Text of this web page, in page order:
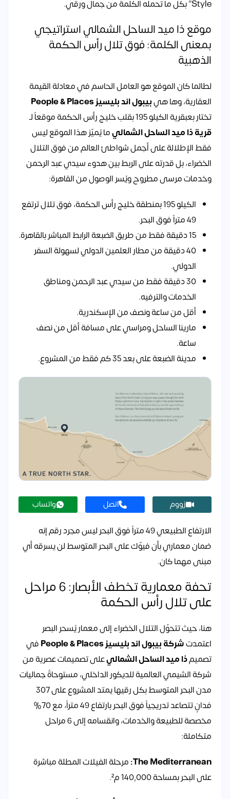
Style” بكل ما تحمله الكلمة من جمال ورقي.
موقع ذا ميد الساحل الشمالي استراتيجي
بمعنى الكلمة: فوق تلال رأس الحكمة
الذهبية
لطالما كان الموقع هو العامل الحاسم في معادلة القيمة
العقارية، وها هيبيبول اند بليسيز People & Places
تختار بعبقرية الكيلو 195 بقلب خليج رأس الحكمة موقعاً لـ
قرية ذا ميد الساحل الشماليما يُميّز هذا الموقع ليس
فقط الإطلالة على أجمل شواطئ العالم من فوق التلال
الخضراء، بل قدرته على الربط بين هدوء سيدي عبد الرحمن
وخدمات مرسى مطروح ويُسر الوصول من القاهرة:
الكيلو 195 بمنطقة خليج رأس الحكمة، فوق تلال ترتفع
49 متراً فوق البحر.
15 دقيقة فقط من طريق الضبعة الرابط المباشر بالقاهرة.
40 دقيقة من مطار العلمين الدولي لسهولة السفر
الدولي.
30 دقيقة فقط من سيدي عبد الرحمن ومناطق
الخدمات والترفيه.
أقل من ساعة ونصف من الإسكندرية.
مارينا الساحل ومراسي على مسافة أقل من نصف
ساعة.
مدينة الضبعة على بعد 35 كم فقط من المشروع.
زووم اتصل واتساب
الارتفاع الطبيعي 49 متراً فوق البحر ليس مجرد رقم إنه
ضمان معماري بأن فيوّك على البحر المتوسط لن يسرقه أي
مبنى مهما كان.
تحفة معمارية تخطف الأبصار: 6 مراحل
على تلال رأس الحكمة
هنا، حيث تتحوّل التلال الخضراء إلى معمار يُسحر البصر
اعتمدتشركة بيبول اند بليسيز People & Places
في
تصميمذا ميد الساحل الشماليعلى تصميمات عصرية من
شركة الشيمي العالمية للديكور الداخلي، مستوحاةً جماليات
مدن البحر المتوسط بكل رقيها يمتد المشروع على 307
فدانٍ تتصاعد تدريجياً فوق البحر بارتفاع 49 متراً، مع 70%
مخصصة للطبيعة والخدمات، وانقسامه إلى 6 مراحل
متكاملة:
The Mediterranean: مرحلة الفيلات المطلة مباشرة
على البحر بمساحة 140,000 م².